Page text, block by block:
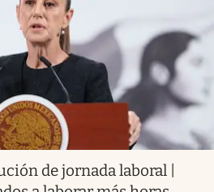
de jornada laboral |